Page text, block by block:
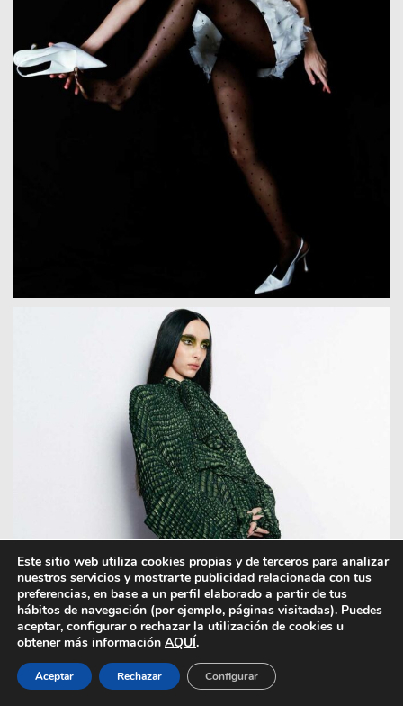
Este sitio web utiliza cookies propias y de terceros para analizar
nuestros servicios y mostrarte publicidad relacionada con tus
preferencias, en base a un perfil elaborado a partir de tus
hábitos de navegación (por ejemplo, páginas visitadas). Puedes
aceptar, configurar o rechazar la utilización de cookies u
obtener más información AQUÍ.
Aceptar Rechazar Configurar